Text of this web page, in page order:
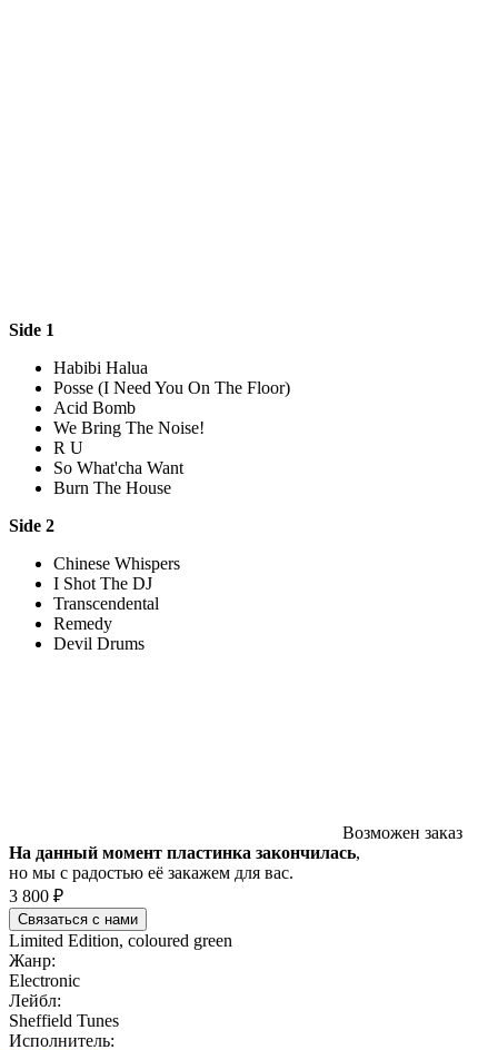
Side 1
Habibi Halua
Posse (I Need You On The Floor)
Acid Bomb
We Bring The Noise!
R U
So What'cha Want
Burn The House
Side 2
Chinese Whispers
I Shot The DJ
Transcendental
Remedy
Devil Drums
Возможен заказ
На данный момент пластинка закончилась,
но мы с радостью её закажем для вас.
3 800 ₽
Связаться с нами
Limited Edition, coloured green
Жанр:
Electronic
Лейбл:
Sheffield Tunes
Исполнитель: